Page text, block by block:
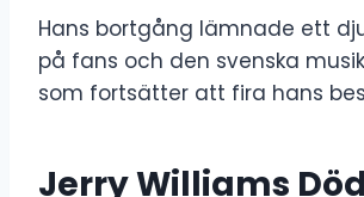
Hans bortgång lämnade ett
på fans och den svenska
som fortsätter att fira hans
Jerry Williams